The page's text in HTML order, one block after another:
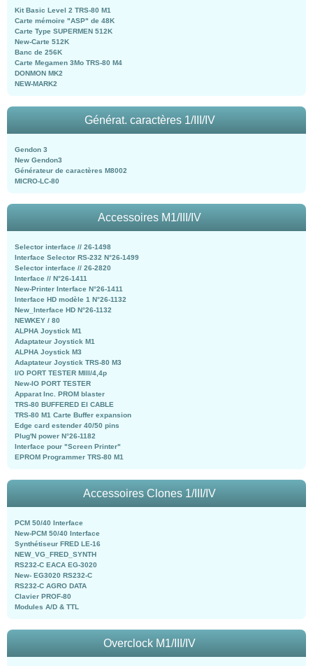
Kit Basic Level 2 TRS-80 M1
Carte mémoire "ASP" de 48K
Carte Type SUPERMEN 512K
New-Carte 512K
Banc de 256K
Carte Megamen 3Mo TRS-80 M4
DONMON MK2
NEW-MARK2
Générat. caractères 1/III/IV
Gendon 3
New Gendon3
Générateur de caractères M8002
MICRO-LC-80
Accessoires M1/III/IV
Selector interface // 26-1498
Interface Selector RS-232 N°26-1499
Selector interface // 26-2820
Interface // N°26-1411
New-Printer Interface N°26-1411
Interface HD modèle 1 N°26-1132
New_Interface HD N°26-1132
NEWKEY / 80
ALPHA Joystick M1
Adaptateur Joystick M1
ALPHA Joystick M3
Adaptateur Joystick TRS-80 M3
I/O PORT TESTER MIII/4,4p
New-IO PORT TESTER
Apparat Inc. PROM blaster
TRS-80 BUFFERED EI CABLE
TRS-80 M1 Carte Buffer expansion
Edge card estender 40/50 pins
Plug'N power N°26-1182
Interface pour "Screen Printer"
EPROM Programmer TRS-80 M1
Accessoires Clones 1/III/IV
PCM 50/40 Interface
New-PCM 50/40 Interface
Synthétiseur FRED LE-16
NEW_VG_FRED_SYNTH
RS232-C EACA EG-3020
New- EG3020 RS232-C
RS232-C AGRO DATA
Clavier PROF-80
Modules A/D & TTL
Overclock M1/III/IV